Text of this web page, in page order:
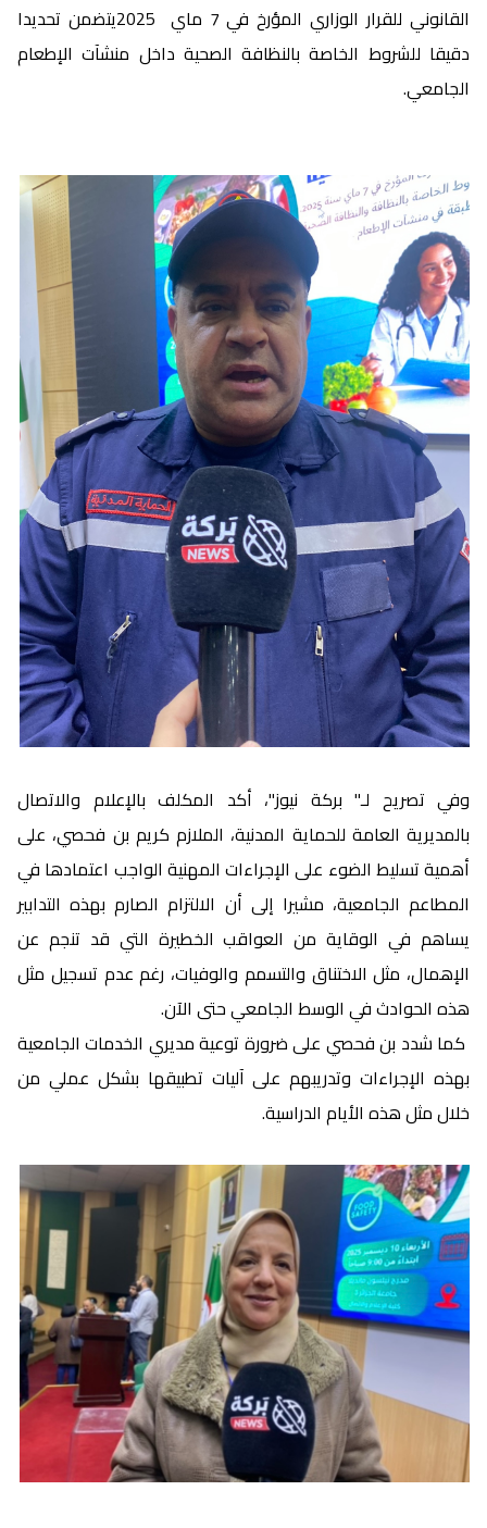
القانوني للقرار الوزاري المؤرخ في 7 ماي 2025يتضمن تحديدا
دقيقا للشروط الخاصة بالنظافة الصحية داخل منشآت الإطعام
الجامعي.
وفي تصريح لـ" بركة نيوز"، أكد المكلف بالإعلام والاتصال
بالمديرية العامة للحماية المدنية، الملازم كريم بن فحصي، على
أهمية تسليط الضوء على الإجراءات المهنية الواجب اعتمادها في
المطاعم الجامعية، مشيرا إلى أن الالتزام الصارم بهذه التدابير
يساهم في الوقاية من العواقب الخطيرة التي قد تنجم عن
الإهمال، مثل الاختناق والتسمم والوفيات، رغم عدم تسجيل مثل
هذه الحوادث في الوسط الجامعي حتى الآن.
كما شدد بن فحصي على ضرورة توعية مديري الخدمات الجامعية
بهذه الإجراءات وتدريبهم على آليات تطبيقها بشكل عملي من
خلال مثل هذه الأيام الدراسية.